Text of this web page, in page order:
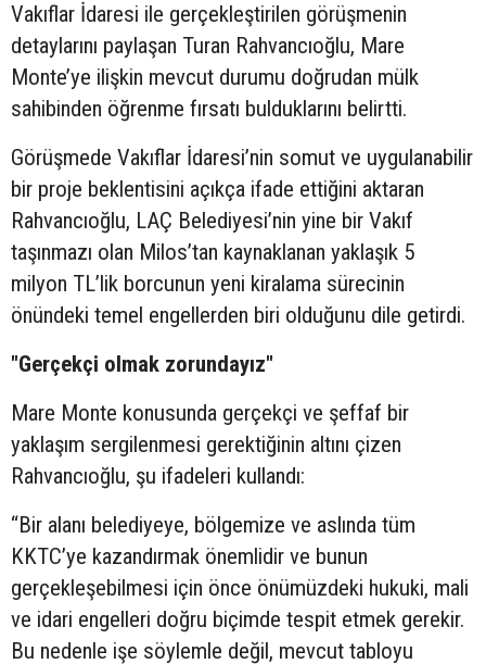
Vakıflar İdaresi ile gerçekleştirilen görüşmenin
detaylarını paylaşan Turan Rahvancıoğlu, Mare
Monte’ye ilişkin mevcut durumu doğrudan mülk
sahibinden öğrenme fırsatı bulduklarını belirtti.
Görüşmede Vakıflar İdaresi’nin somut ve uygulanabilir
bir proje beklentisini açıkça ifade ettiğini aktaran
Rahvancıoğlu, LAÇ Belediyesi’nin yine bir Vakıf
taşınmazı olan Milos’tan kaynaklanan yaklaşık 5
milyon TL’lik borcunun yeni kiralama sürecinin
önündeki temel engellerden biri olduğunu dile getirdi.
"Gerçekçi olmak zorundayız"
Mare Monte konusunda gerçekçi ve şeffaf bir
yaklaşım sergilenmesi gerektiğinin altını çizen
Rahvancıoğlu, şu ifadeleri kullandı:
“Bir alanı belediyeye, bölgemize ve aslında tüm
KKTC’ye kazandırmak önemlidir ve bunun
gerçekleşebilmesi için önce önümüzdeki hukuki, mali
ve idari engelleri doğru biçimde tespit etmek gerekir.
Bu nedenle işe söylemle değil, mevcut tabloyu